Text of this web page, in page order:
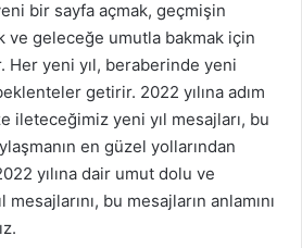
bir sayfa açmak, geçmişin
geleceğe umutla bakmak için
Her yeni yıl, beraberinde yeni
getirir. 2022 yılına adım
ileteceğimiz yeni yıl mesajları, bu
en güzel yollarından
yılına dair umut dolu ve
bu mesajların anlamını